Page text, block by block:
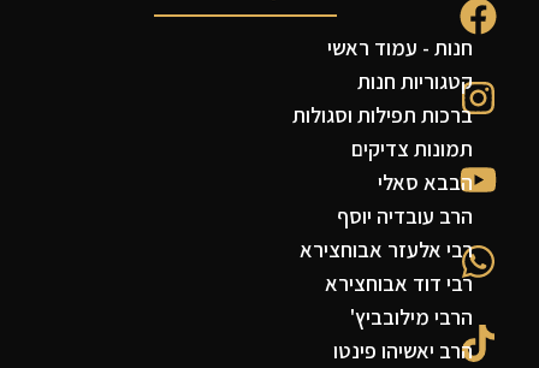
חנות - עמוד ראשי
קטגוריות חנות
ברכות תפילות וסגולות
תמונות צדיקים
הבבא סאלי
הרב עובדיה יוסף
רבי אלעזר אבוחצירא
רבי דוד אבוחצירא
הרבי מילובביץ'
הרב יאשיהו פינטו